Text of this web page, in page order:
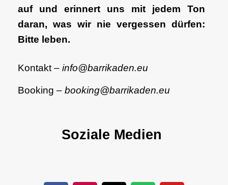
auf und erinnert uns mit jedem Ton
daran, was wir nie vergessen dürfen:
Bitte leben.
Kontakt – info@barrikaden.eu
Booking – booking@barrikaden.eu
Soziale Medien